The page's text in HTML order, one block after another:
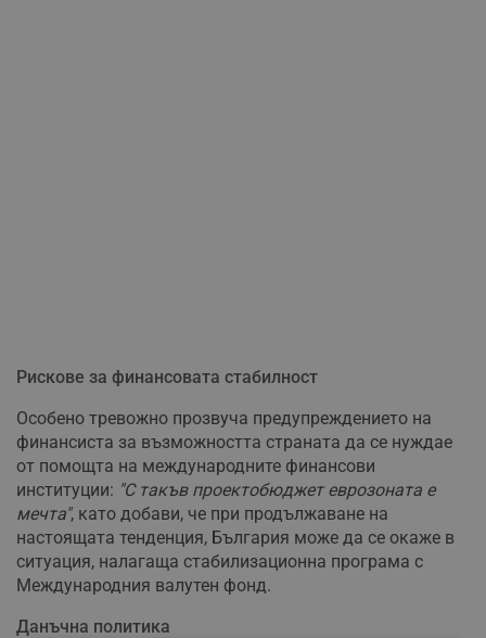
Рискове за финансовата стабилност
Особено тревожно прозвуча предупреждението на
финансиста за възможността страната да се нуждае
от помощта на международните финансови
институции: "С такъв проектобюджет еврозоната е
мечта", като добави, че при продължаване на
настоящата тенденция, България може да се окаже в
ситуация, налагаща стабилизационна програма с
Международния валутен фонд.
Данъчна политика